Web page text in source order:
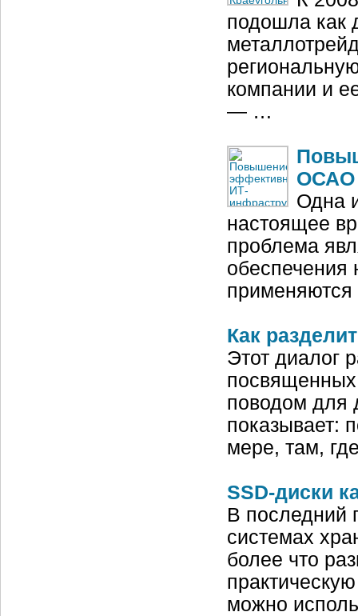
подошла как
компании и
— …
ОСАО
Одна
настоящее
проблема
обеспечения
Как
Этот диалог
поводом для
показывает:
мере, там,
SSD-диски
В последний
системах
более что
можно